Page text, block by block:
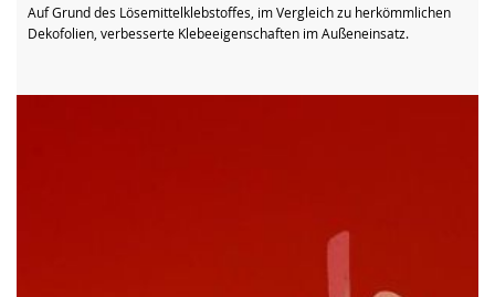
Auf Grund des Lösemittelklebstoffes, im Vergleich zu herkömmlichen
Dekofolien, verbesserte Klebeeigenschaften im Außeneinsatz.